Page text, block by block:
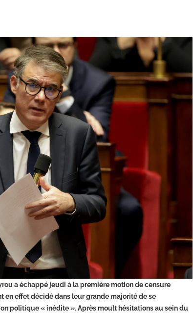
a échappé jeudi à la première motion de censure
en effet décidé dans leur grande majorité de se
politique « inédite ». Après moult hésitations au sein du